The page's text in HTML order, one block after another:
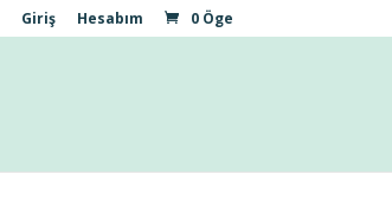
Giriş Hesabım 0 Öge